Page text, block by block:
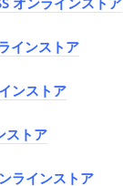
インストア
ンストア
ストア
ラインストア